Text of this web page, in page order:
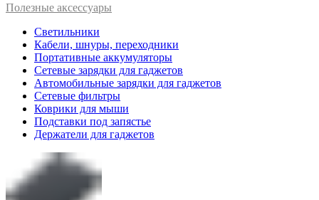
Полезные аксессуары
Светильники
Кабели, шнуры, переходники
Портативные аккумуляторы
Сетевые зарядки для гаджетов
Автомобильные зарядки для гаджетов
Сетевые фильтры
Коврики для мыши
Подставки под запястье
Держатели для гаджетов